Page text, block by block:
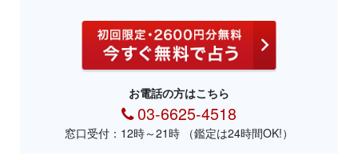
お電話の方はこちら
03-6625-4518
窓口受付：12時～21時 （鑑定は24時間OK!）